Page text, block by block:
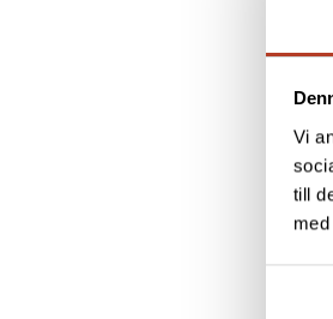
Vi
till